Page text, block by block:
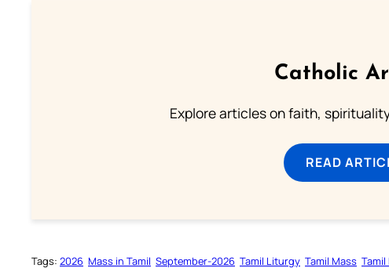
Catholic
Explore articles on faith,
READ
Tags: 2026 Mass in Tamil September-2026 Tamil Liturgy Tamil Mass